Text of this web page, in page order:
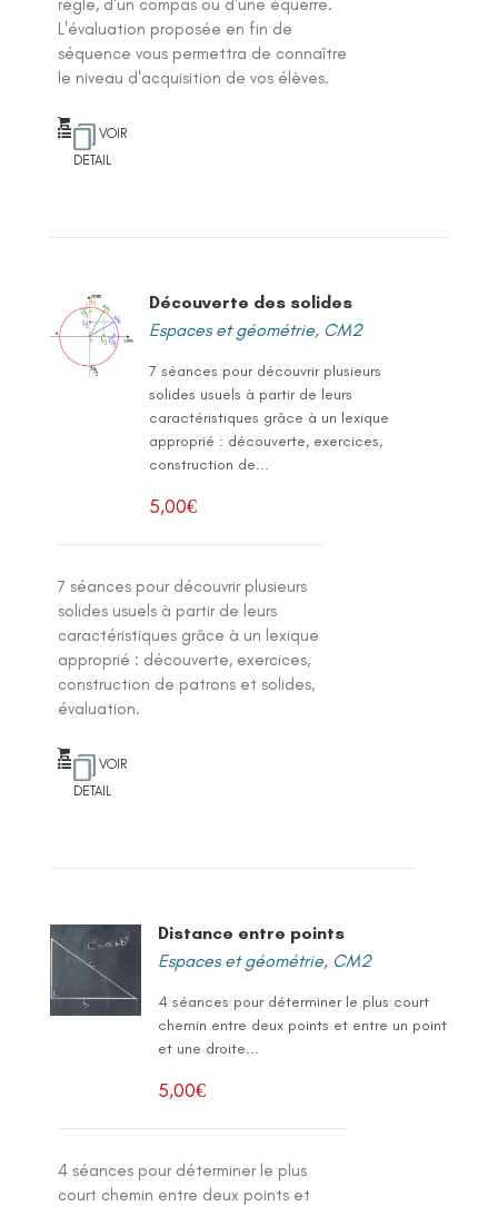
L'évaluation proposée en fin de
séquence vous permettra de connaître
le niveau d'acquisition de vos élèves.
VOIR
DETAIL
Découverte des solides
Espaces et géométrie, CM2
7 séances pour découvrir plusieurs
solides usuels à partir de leurs
caractéristiques grâce à un lexique
approprié : découverte, exercices,
construction de...
5,00€
7 séances pour découvrir plusieurs
solides usuels à partir de leurs
caractéristiques grâce à un lexique
approprié : découverte, exercices,
construction de patrons et solides,
évaluation.
VOIR
DETAIL
Distance entre points
Espaces et géométrie, CM2
4 séances pour déterminer le plus court
chemin entre deux points et entre un point
et une droite...
5,00€
4 séances pour déterminer le plus
court chemin entre deux points et